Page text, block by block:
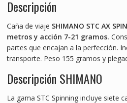
o
o
k
p
p
g
er
Descripción
Caña de viaje SHIMANO STC AX
metros y acción 7-21 gramos.
partes que encajan a la perfección.
transporte. Peso 155 gramos y
Descripción SHIMANO
La gama STC Spinning incluye siete